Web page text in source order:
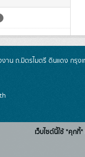
าน ถ.มิตรไมตรี ดินแดง กรุง
เว็บไซต์นี้ใช้ "คุก